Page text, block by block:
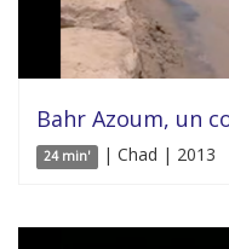
Bahr Azoum, un
24 min' | Chad | 2013